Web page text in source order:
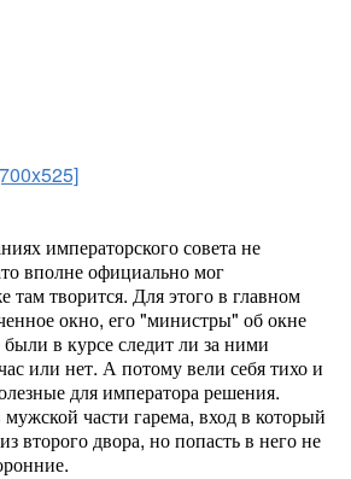
императорского совета не
вполне официально мог
там творится. Для этого в главном
окно, его "министры" об окне
в курсе следит ли за ними
или нет. А потому вели себя тихо и
для императора решения.
части гарема, вход в который
второго двора, но попасть в него не